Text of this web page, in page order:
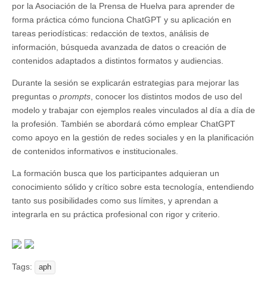
por la Asociación de la Prensa de Huelva para aprender de
forma práctica cómo funciona ChatGPT y su aplicación en
tareas periodísticas: redacción de textos, análisis de
información, búsqueda avanzada de datos o creación de
contenidos adaptados a distintos formatos y audiencias.
Durante la sesión se explicarán estrategias para mejorar las
preguntas o prompts , conocer los distintos modos de uso del
modelo y trabajar con ejemplos reales vinculados al día a día de
la profesión. También se abordará cómo emplear ChatGPT
como apoyo en la gestión de redes sociales y en la planificación
de contenidos informativos e institucionales.
La formación busca que los participantes adquieran un
conocimiento sólido y crítico sobre esta tecnología, entendiendo
tanto sus posibilidades como sus límites, y aprendan a
integrarla en su práctica profesional con rigor y criterio.
Tags: aph